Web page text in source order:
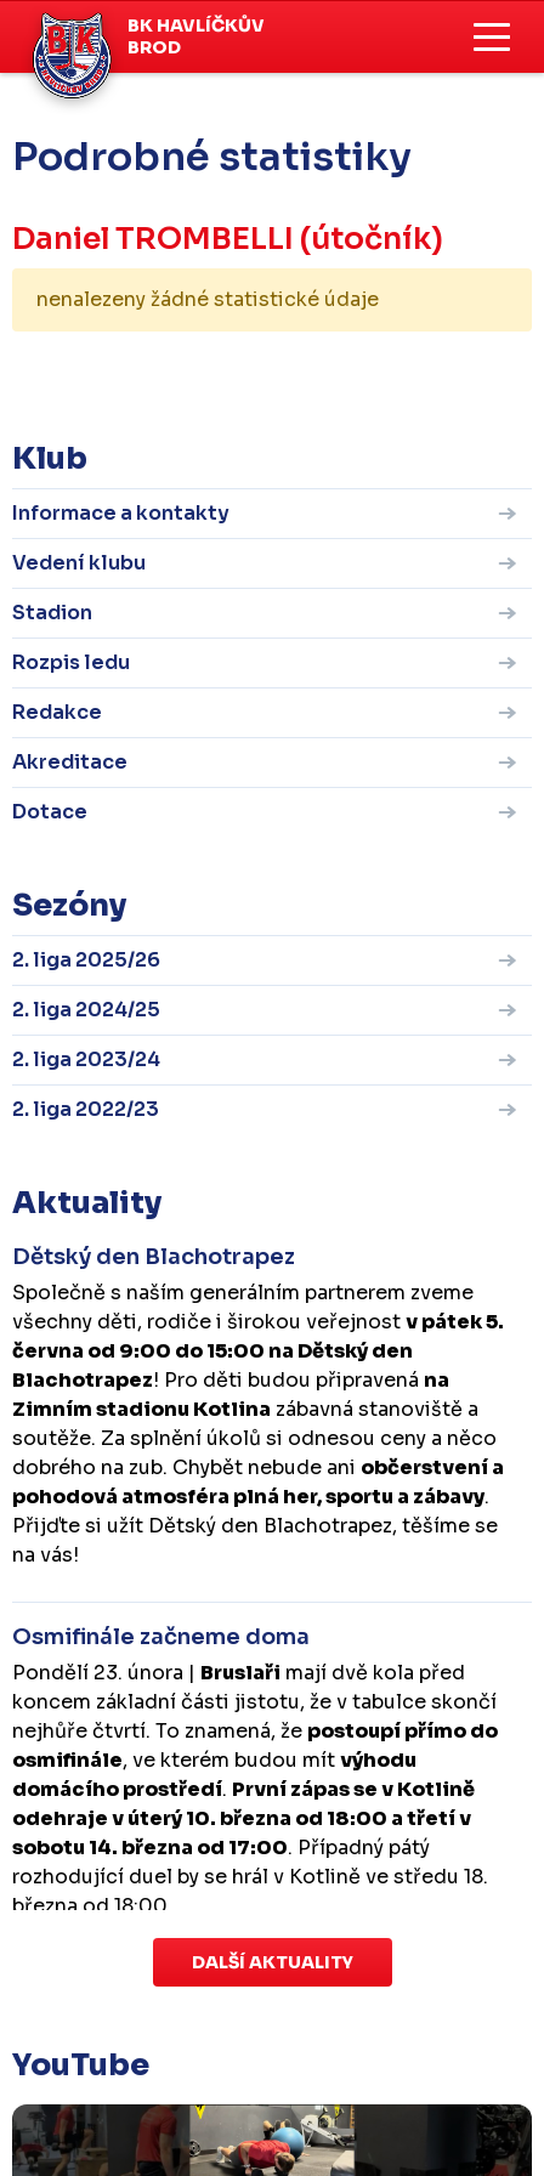
BK HAVLÍČKŮV
BROD
Podrobné statistiky
Daniel TROMBELLI (útočník)
nenalezeny žádné statistické údaje
Klub
Informace a kontakty
Vedení klubu
Stadion
Rozpis ledu
Redakce
Akreditace
Dotace
Sezóny
2. liga 2025/26
2. liga 2024/25
2. liga 2023/24
2. liga 2022/23
Aktuality
Dětský den Blachotrapez
Společně s naším generálním partnerem zveme
všechny děti, rodiče i širokou veřejnostv pátek 5.
června od 9:00 do 15:00 na Dětský den
Blachotrapez! Pro děti budou připravená na
Zimním stadionu Kotlina zábavná stanoviště a
soutěže. Za splnění úkolů si odnesou ceny a něco
dobrého na zub. Chybět nebude ani občerstvení a
pohodová atmosféra plná her, sportu a zábavy.
Přijďte si užít Dětský den Blachotrapez, těšíme se
na vás!
Osmifinále začneme doma
Pondělí 23. února | Bruslaři mají dvě kola před
koncem základní části jistotu, že v tabulce skončí
nejhůře čtvrtí. To znamená, že postoupí přímo do
osmifinále, ve kterém budou mítvýhodu
domácího prostředí. První zápas se v Kotlině
odehraje v úterý 10. března od 18:00 a třetí v
sobotu 14. března od 17:00. Případný pátý
rozhodující duel by se hrál v Kotlině ve středu 18.
března od 18:00.
Zápas dorostu je odložen
které se mělo odehrát v pátek 30. ledna ve 14:15,
odloženo!Odehraje se v náhradním termínu, o
kterém se bude jednat.
DALŠÍ AKTUALITY
YouTube